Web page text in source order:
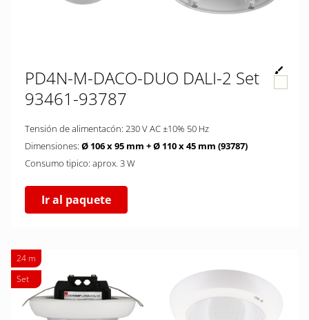
PD4N-M-DACO-DUO DALI-2 Set
93461-93787
Tensión de alimentacón: 230 V AC ±10% 50 Hz
Dimensiones: Ø 106 x 95 mm + Ø 110 x 45 mm (93787)
Consumo tipico: aprox. 3 W
Ir al paquete
24 m
Set